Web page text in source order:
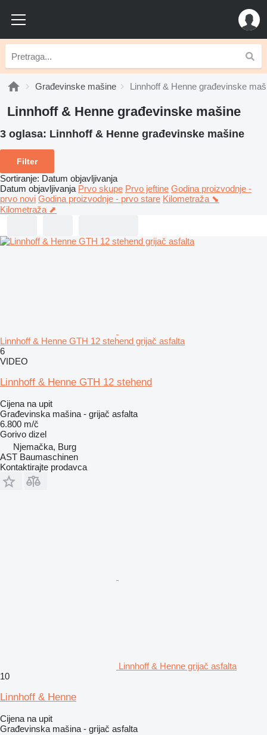
Građevinske mašine Linnhoff & Henne građevinske
Linnhoff & Henne građevinske mašine
3 oglasa: Linnhoff & Henne građevinske mašine
Filter
Sortiranje: Datum objavljivanja
Datum objavljivanja Prvo skupe Prvo jeftine Godina proizvodnje -
prvo novi Godina proizvodnje - prvo stare Kilometraža ⬊
Kilometraža ⬈
Linnhoff & Henne GTH 12 stehend grijač asfalta
6
VIDEO
Linnhoff & Henne GTH 12 stehend
Cijena na upit
Građevinska mašina - grijač asfalta
6.800 m/č
Gorivo dizel
Njemačka, Burg
AST Baumaschinen
Kontaktirajte prodavca
Linnhoff & Henne grijač asfalta
10
Linnhoff & Henne
Cijena na upit
Građevinska mašina - grijač asfalta